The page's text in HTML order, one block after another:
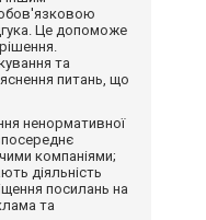
Це допоможе
та
питань, що
ненормативної
компаніями;
діяльність
посилань на
та